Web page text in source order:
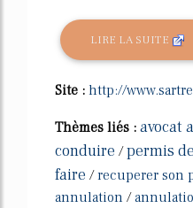
LIRE LA SUITE
Site : http://
Thèmes liés : avocat
conduire /permis
faire /recuperer son
annulation /